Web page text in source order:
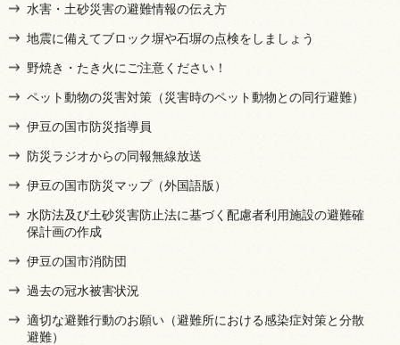
水害・土砂災害の避難情報の伝え方
地震に備えてブロック塀や石塀の点検をしましょう
野焼き・たき火にご注意ください！
ペット動物の災害対策（災害時のペット動物との同行避難）
伊豆の国市防災指導員
防災ラジオからの同報無線放送
伊豆の国市防災マップ（外国語版）
水防法及び土砂災害防止法に基づく配慮者利用施設の避難確
保計画の作成
伊豆の国市消防団
過去の冠水被害状況
適切な避難行動のお願い（避難所における感染症対策と分散
避難）